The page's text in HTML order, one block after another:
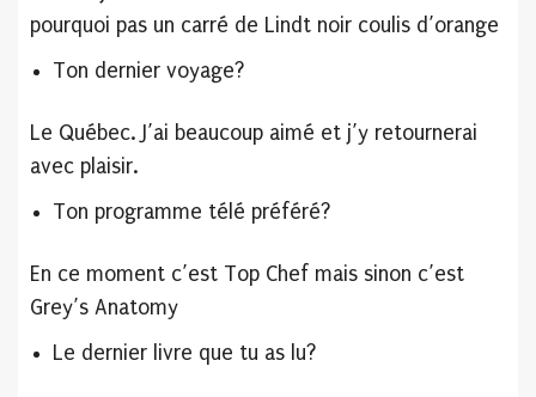
pourquoi pas un carré de Lindt noir coulis d’orange
Ton dernier voyage?
Le Québec. J’ai beaucoup aimé et j’y retournerai
avec plaisir.
Ton programme télé préféré?
En ce moment c’est Top Chef mais sinon c’est
Grey’s Anatomy
Le dernier livre que tu as lu?